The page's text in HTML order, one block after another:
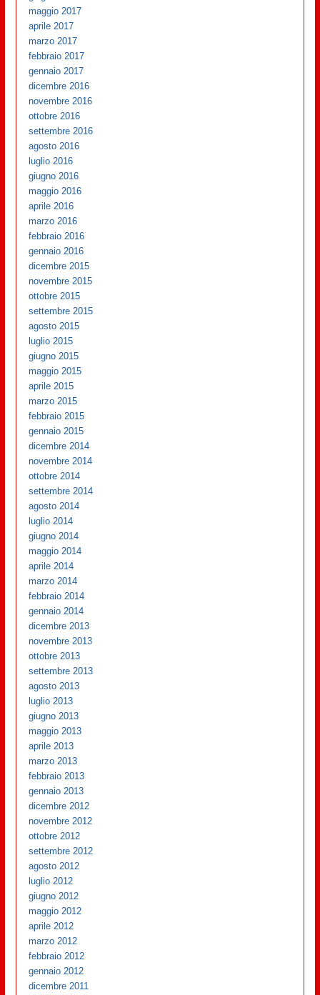
maggio 2017
aprile 2017
marzo 2017
febbraio 2017
gennaio 2017
dicembre 2016
novembre 2016
ottobre 2016
settembre 2016
agosto 2016
luglio 2016
giugno 2016
maggio 2016
aprile 2016
marzo 2016
febbraio 2016
gennaio 2016
dicembre 2015
novembre 2015
ottobre 2015
settembre 2015
agosto 2015
luglio 2015
giugno 2015
maggio 2015
aprile 2015
marzo 2015
febbraio 2015
gennaio 2015
dicembre 2014
novembre 2014
ottobre 2014
settembre 2014
agosto 2014
luglio 2014
giugno 2014
maggio 2014
aprile 2014
marzo 2014
febbraio 2014
gennaio 2014
dicembre 2013
novembre 2013
ottobre 2013
settembre 2013
agosto 2013
luglio 2013
giugno 2013
maggio 2013
aprile 2013
marzo 2013
febbraio 2013
gennaio 2013
dicembre 2012
novembre 2012
ottobre 2012
settembre 2012
agosto 2012
luglio 2012
giugno 2012
maggio 2012
aprile 2012
marzo 2012
febbraio 2012
gennaio 2012
dicembre 2011